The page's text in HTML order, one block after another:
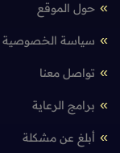
حول الموقع
سياسة الخصوصية
تواصل معنا
برامج الرعاية
أبلغ عن مشكلة